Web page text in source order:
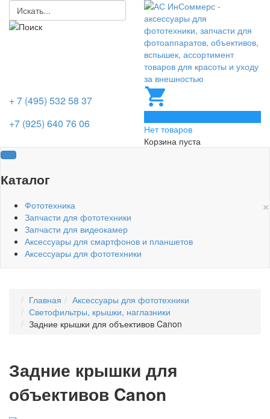
+ 7 (495) 532 58 37
+7 (925) 640 76 06
Нет товаров
Корзина пуста
Каталог
×
Фототехника
Запчасти для фототехники
Запчасти для видеокамер
Аксессуары для смартфонов и планшетов
Аксессуары для фототехники
Главная
Аксессуары для фототехники
Светофильтры, крышки, наглазники
Задние крышки для объективов Canon
Задние крышки для
объективов Canon